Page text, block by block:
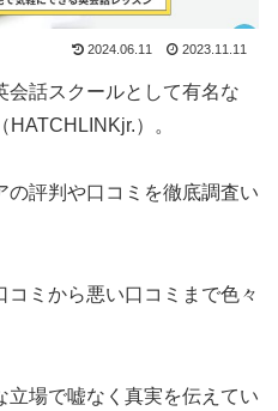
2024.06.11 2023.11.11
会話スクールとして有名な
HATCHLINKjr.）。
の評判や口コミを徹底調査い
ミから悪い口コミまで色々
立場で嘘なく真実を伝えてい